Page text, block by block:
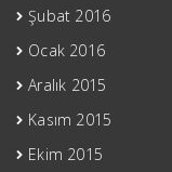
Şubat 2016
Ocak 2016
Aralık 2015
Kasım 2015
Ekim 2015